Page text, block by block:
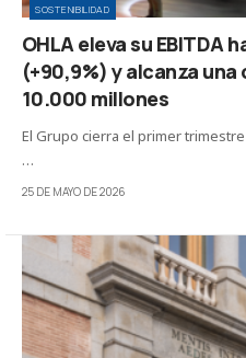
SOSTENIBILIDAD
OHLA eleva su EBITDA
(+90,9%) y alcanza
10.000 millones
El Grupo cierra el primer
…
25 DE MAYO DE 2026